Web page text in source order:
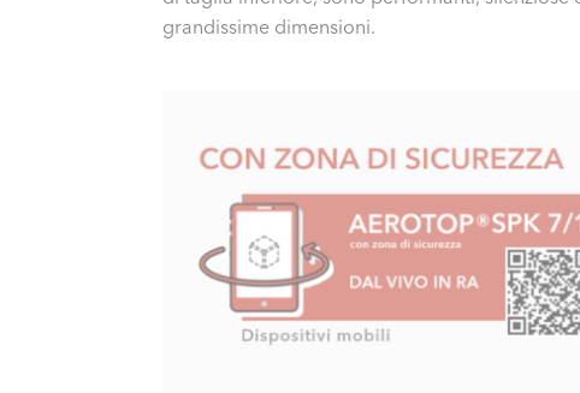
grandissime dimensioni.